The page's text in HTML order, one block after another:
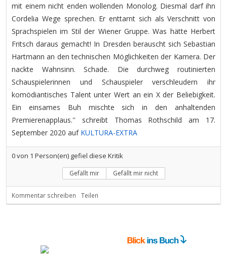
mit einem nicht enden wollenden Monolog. Diesmal darf ihn
Cordelia Wege sprechen. Er enttarnt sich als Verschnitt von
Sprachspielen im Stil der Wiener Gruppe. Was hätte Herbert
Fritsch daraus gemacht! In Dresden berauscht sich Sebastian
Hartmann an den technischen Möglichkeiten der Kamera. Der
nackte Wahnsinn. Schade. Die durchweg routinierten
Schauspielerinnen und Schauspieler verschleudern ihr
komödiantisches Talent unter Wert an ein X der Beliebigkeit.
Ein einsames Buh mischte sich in den anhaltenden
Premierenapplaus.'' schreibt Thomas Rothschild am 17.
September 2020 auf KULTURA-EXTRA
0von 1 Person(en) gefiel diese Kritik
Gefällt mir Gefällt mir nicht
Kommentar schreiben Teilen